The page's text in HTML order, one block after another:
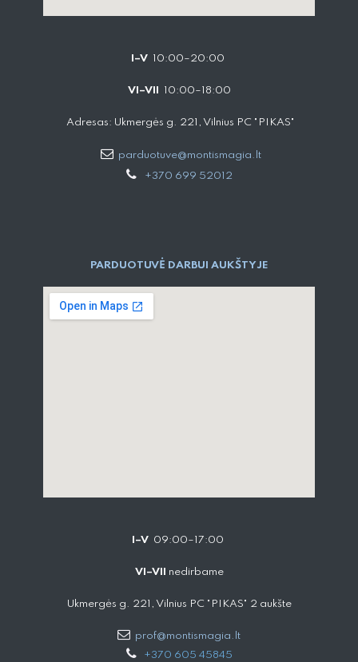
I–V 10:00–20:00
VI–VII 10:00–18:00
Adresas: Ukmergės g. 221, Vilnius PC "PIKAS"
parduotuve@montismagia.lt
+370 699 52012
PARDUOTUVĖ DARBUI AUKŠTYJE
I–V 09:00–17:00
VI–VII nedirbame
Ukmergės g. 221, Vilnius PC "PIKAS" 2 aukšte
prof@montismagia.lt
+370 605 4584​5